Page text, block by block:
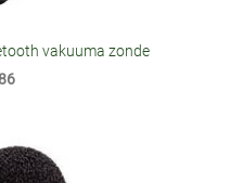
vakuuma zonde